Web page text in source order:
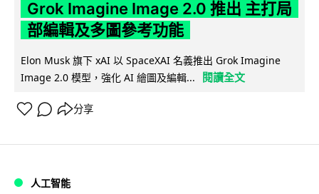
Grok Imagine Image 2.0 推出 主打局
部編輯及多圖參考功能
Elon Musk 旗下 xAI 以 SpaceXAI 名義推出 Grok Imagine
Image 2.0 模型，強化 AI 繪圖及編輯...
閱讀全文
分享
人工智能